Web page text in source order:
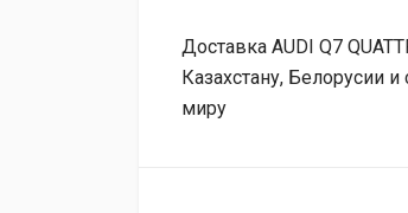
Доставка AUDI Q7
Казахстану, Белорусии
миру